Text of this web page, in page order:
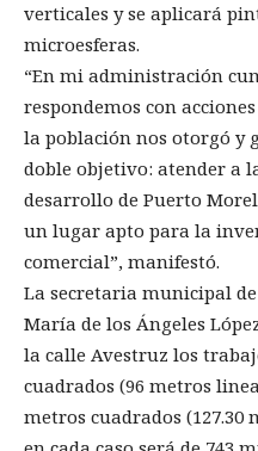
verticales y se aplicará
microesferas.
“En mi administración
respondemos con
la población nos otorgó y
doble objetivo: atender a
desarrollo de Puerto
un lugar apto para la
comercial”, manifestó.
La secretaria municipal
María de los Ángeles
la calle Avestruz los
cuadrados (96 metros
metros cuadrados